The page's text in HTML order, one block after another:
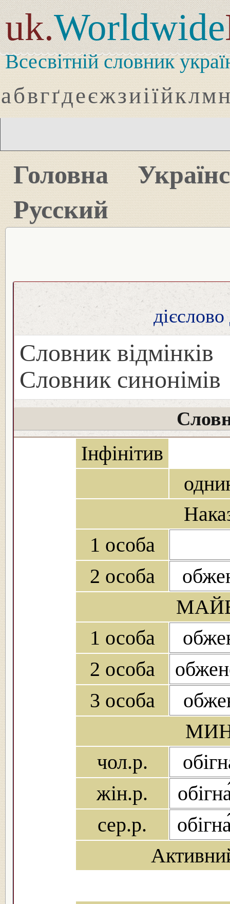
uk.Worldwide
Всесвітній словник
абвгґдеєжзиіїйклмн
Головна
Русский
Словник відмінків
Словник синонімів
Інфінітив
1 особа
2 особа
1 особа
2 особа
3 особа
чол.р.
жін.р.
сер.р.